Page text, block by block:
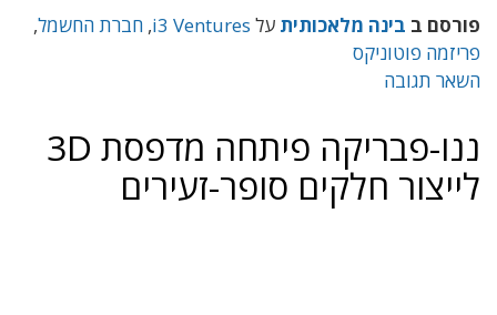
פורסם ב בינה מלאכותית על i3 Ventures
, חברת החשמל,
פריזמה פוטוניקס
השאר תגובה
ננו-פבריקה פיתחה מדפסת 3D
לייצור חלקים סופר-זעירים